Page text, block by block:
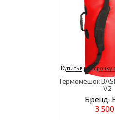
Купить в рассрочку
Гермомешок
V2
Бренд:
3 500